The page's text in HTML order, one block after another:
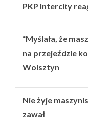
PKP Intercity
“Myślała, że
na przejeździe
Wolsztyn
Nie żyje
zawał